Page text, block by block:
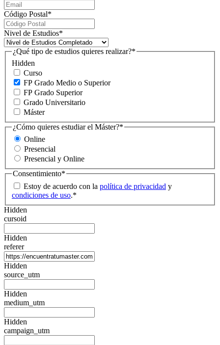
Código Postal*
Nivel de Estudios*
Hidden
¿Qué tipo de estudios quieres realizar?*
Curso
FP Grado Medio o Superior
FP Grado Superior
Grado Universitario
Máster
¿Cómo quieres estudiar el Máster?*
Online
Presencial
Presencial y Online
Consentimiento*
Estoy de acuerdo con la política de privacidad y
condiciones de uso.*
Hidden
cursoid
Hidden
referer
Hidden
source_utm
Hidden
medium_utm
Hidden
campaign_utm